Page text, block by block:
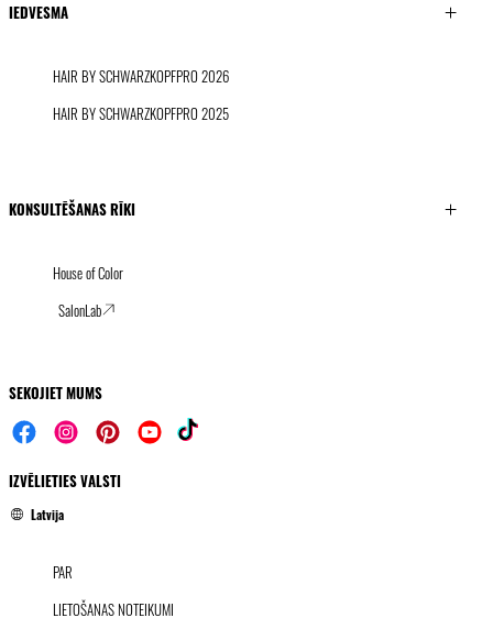
IEDVESMA
HAIR BY SCHWARZKOPFPRO 2026
HAIR BY SCHWARZKOPFPRO 2025
KONSULTĒŠANAS RĪKI
House of Color
SalonLab
SEKOJIET MUMS
IZVĒLIETIES VALSTI
Latvija
PAR
LIETOŠANAS NOTEIKUMI